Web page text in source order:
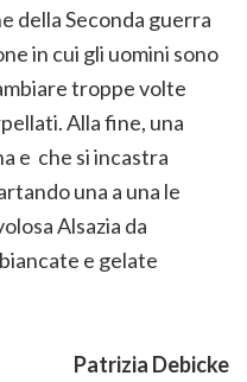
della Seconda guerra
in cui gli uomini sono
troppe volte
Alla fine, una
e che si incastra
una a una le
Alsazia da
e gelate
Patrizia Debicke